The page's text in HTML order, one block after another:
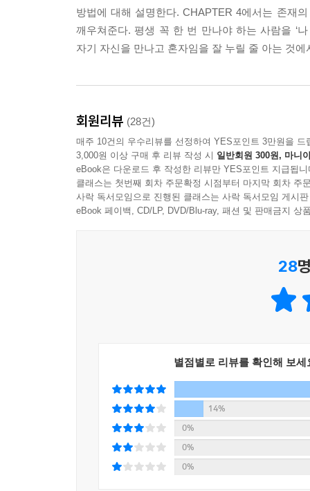
설 때 나와 그 사람의 차이를 느끼게 됩니다. 이러
음의 특징을 느끼지 못하게 됩니다. 누군가가 나
음의 생김새를 느낄 수 있습니다. 이것이 바로 마
다른 사람과의 관계에서 내가 틀린 측면을 생각하
지 않을 가능성을 동시에 균형적으로 고려하려
됩니다. 이 패턴은 나의 심리적·무의식적 특징과
어렵습니다. 이 문제에서 그 사람의 잘못은 뭐고
다 보면 자신이 인간관계에서 반복적으로 하는 잘
인간은 이성적 존재이기에 사람들은 대부분 논
영역이 있다는 것입니다. 타인에 대해서는 논리
것은 잘 지적하면서 나 스스로는 내가 어디서 어
보통 ‘자기가 보는 자신’은 실제 자신보다 더 잘
찌질한 나 자신을 직면하기보다는 내 존재 방식
무의식적 특징을 더 인식하게 됩니다. 특별히 자
빠져 삽니다. 그렇지만 내 생각은 내가 옳은 것을
이 자신을 편리하게 하는 방향으로 갑니다. 철학
방법에 대해 설명한다. CHAPTER 4에서는 존재
깨우쳐준다. 평생 꼭 한 번 만나야 하는 사람을 ‘
자기 자신을 만나고 혼자임을 잘 누릴 줄 아는 것에
회원리뷰 (28건)
매주 10건의 우수리뷰를 선정하여 YES포인트 3만원을 드
3,000원 이상 구매 후 리뷰 작성 시 일반회원 300원, 마니
eBook은 다운로드 후 작성한 리뷰만 YES포인트 지급됩니
클래스는 첫번째 회차 주문확정 시점부터 마지막 회차 주
사락 독서모임으로 진행된 클래스는 사락 독서모임 게시
eBook 페이백, CD/LP, DVD/Blu-ray, 패션 및 판매금지 상
28
별점별로 리뷰를 확인해 보세
14%
0%
0%
0%